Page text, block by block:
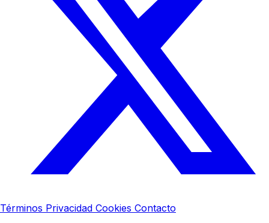
Términos Privacidad Cookies Contacto